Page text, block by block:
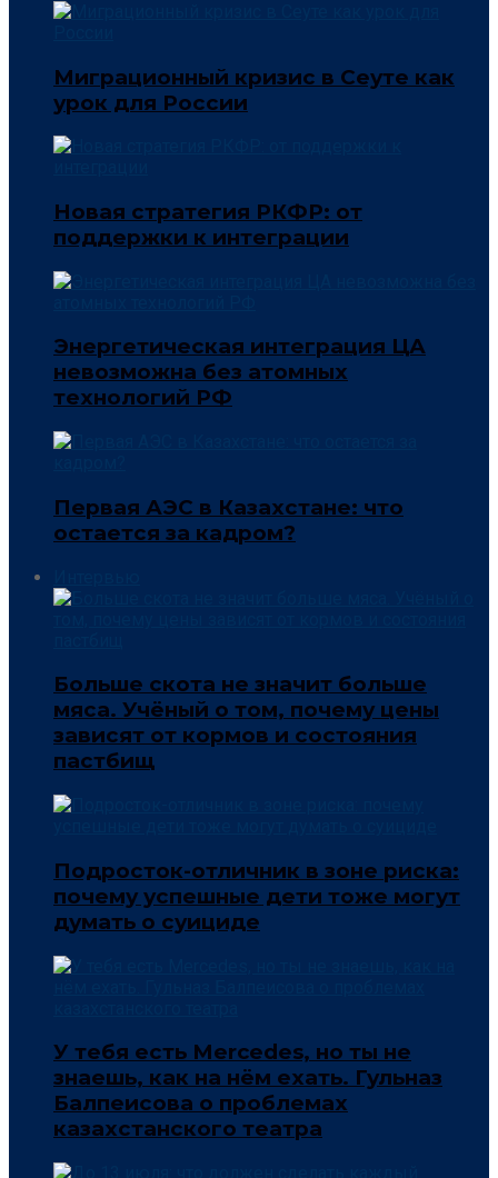
Миграционный кризис в Сеуте как
урок для России
Новая стратегия РКФР: от
поддержки к интеграции
Энергетическая интеграция ЦА
невозможна без атомных
технологий РФ
Первая АЭС в Казахстане: что
остается за кадром?
Больше скота не значит больше
мяса. Учёный о том, почему цены
зависят от кормов и состояния
пастбищ
Подросток-отличник в зоне риска:
почему успешные дети тоже могут
думать о суициде
У тебя есть Mercedes, но ты не
знаешь, как на нём ехать. Гульназ
Балпеисова о проблемах
казахстанского театра